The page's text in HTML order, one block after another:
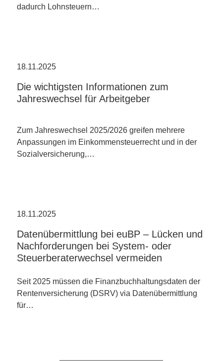
dadurch Lohnsteuern…
18.11.2025
Die wichtigsten Informationen zum
Jahreswechsel für Arbeitgeber
Zum Jahreswechsel 2025/2026 greifen mehrere
Anpassungen im Einkommensteuerrecht und in der
Sozialversicherung,…
18.11.2025
Datenübermittlung bei euBP – Lücken und
Nachforderungen bei System- oder
Steuerberaterwechsel vermeiden
Seit 2025 müssen die Finanzbuchhaltungsdaten der
Rentenversicherung (DSRV) via Datenübermittlung
für…